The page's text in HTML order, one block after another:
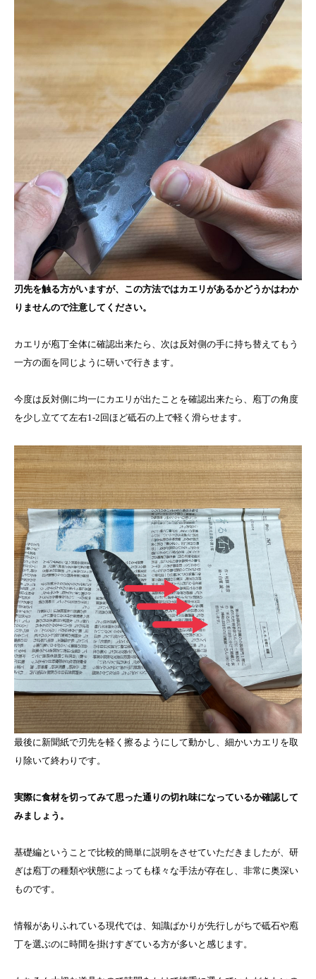
刃先を触る方がいますが、この方法ではカエリがあるかどうかはわか
りませんので注意してください。
カエリが庖丁全体に確認出来たら、次は反対側の手に持ち替えてもう
一方の面を同じように研いで行きます。
今度は反対側に均一にカエリが出たことを確認出来たら、庖丁の角度
を少し立てて左右1-2回ほど砥石の上で軽く滑らせます。
最後に新聞紙で刃先を軽く擦るようにして動かし、細かいカエリを取
り除いて終わりです。
実際に食材を切ってみて思った通りの切れ味になっているか確認して
みましょう。
基礎編ということで比較的簡単に説明をさせていただきましたが、研
ぎは庖丁の種類や状態によっても様々な手法が存在し、非常に奥深い
ものです。
情報がありふれている現代では、知識ばかりが先行しがちで砥石や庖
丁を選ぶのに時間を掛けすぎている方が多いと感じます。